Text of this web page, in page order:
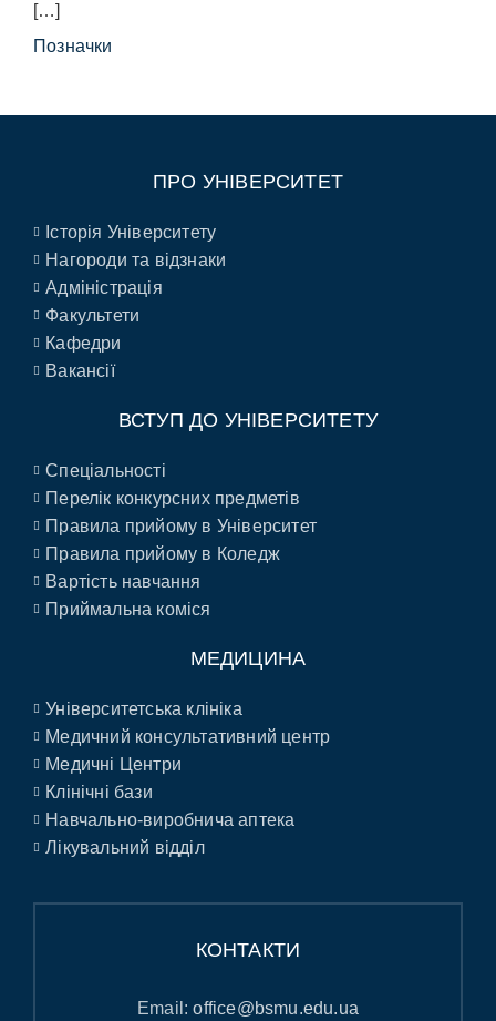
[…]
Позначки
ПРО УНІВЕРСИТЕТ
Історія Університету
Нагороди та відзнаки
Адміністрація
Факультети
Кафедри
Вакансії
ВСТУП ДО УНІВЕРСИТЕТУ
Спеціальності
Перелік конкурсних предметів
Правила прийому в Університет
Правила прийому в Коледж
Вартість навчання
Приймальна коміся
МЕДИЦИНА
Університетська клініка
Медичний консультативний центр
Медичні Центри
Клінічні бази
Навчально-виробнича аптека
Лікувальний відділ
КОНТАКТИ
Email:office@bsmu.edu.ua